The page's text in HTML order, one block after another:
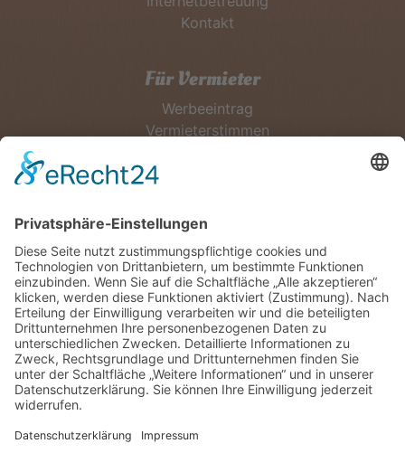
Kontakt
Für Vermieter
Werbeeintrag
Vermieterstimmen
Urlaubsservice
Bücher, Karten & CD's
Ihre Anreise
Wetter
Links
Nutzungsbedingungen
Datenschutz